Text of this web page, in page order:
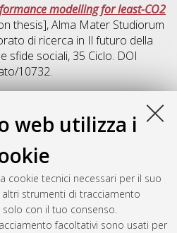
web utilizza i
cookie tecnici necessari per il suo
strumenti di tracciamento
con il tuo consenso.
facoltativi sono usati per
modelling for least-CO2
thesis], Alma Mater Studiorum
di ricerca in Il futuro della
sfide sociali, 35 Ciclo. DOI
10732.
study of subsurface oil
Mater Studiorum Università
inIl futuro della terra,
sociali, 36 Ciclo. DOI
11644.